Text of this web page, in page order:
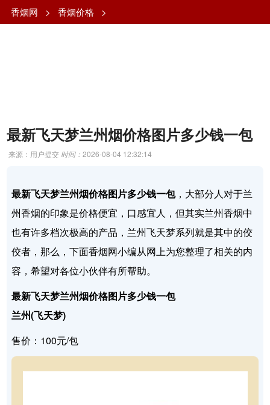
香烟网 > 香烟价格 >
最新飞天梦兰州烟价格图片多少钱一包
来源：用户提交 时间：2026-08-04 12:32:14
最新飞天梦兰州烟价格图片多少钱一包，大部分人对于兰
州香烟的印象是价格便宜，口感宜人，但其实兰州香烟中
也有许多档次极高的产品，兰州飞天梦系列就是其中的佼
佼者，那么，下面香烟网小编从网上为您整理了相关的内
容，希望对各位小伙伴有所帮助。
最新飞天梦兰州烟价格图片多少钱一包
兰州(飞天梦)
售价：100元/包